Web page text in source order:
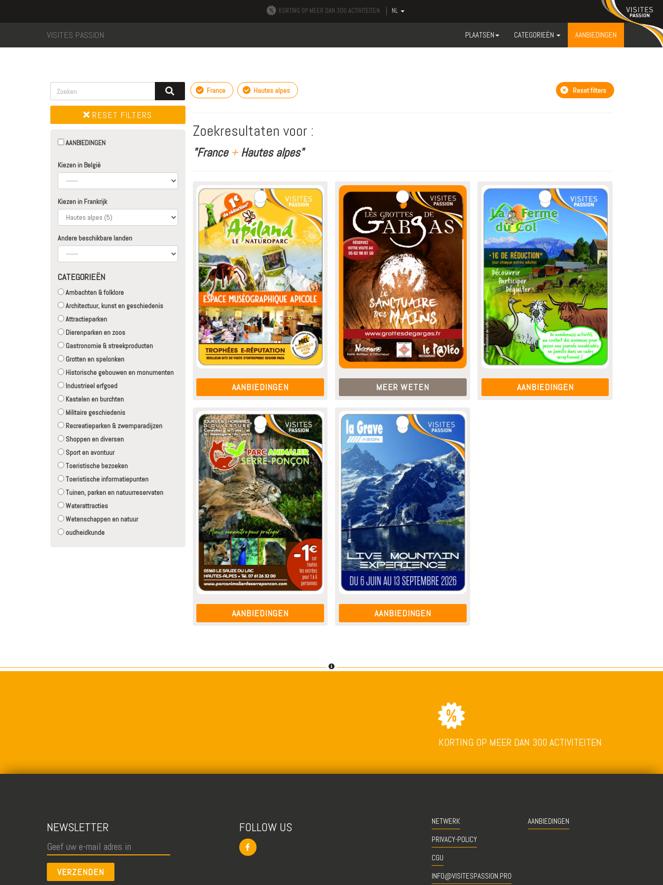
KORTING OP MEER DAN 300 ACTIVITEITEN NL
VISITES PASSION PLAATSEN CATEGORIEËN AANBIEDINGEN
RESET FILTERS
AANBIEDINGEN
Kiezen in België
Kiezen in Frankrijk
Andere beschikbare landen
CATEGORIEËN
Ambachten & folklore
Architectuur, kunst en geschiedenis
Attractieparken
Dierenparken en zoos
Gastronomie & streekproducten
Grotten en spelonken
Historische gebouwen en monumenten
Industrieel erfgoed
Kastelen en burchten
Militaire geschiedenis
Recreatieparken & zwemparadijzen
Shoppen en diversen
Sport en avontuur
Toeristische bezoeken
Toeristische informatiepunten
Tuinen, parken en natuurreservaten
Waterattracties
Wetenschappen en natuur
oudheidkunde
France Hautes alpes Reset filters
Zoekresultaten voor :
"France +Hautes alpes"
AANBIEDINGEN MEER WETEN AANBIEDINGEN
AANBIEDINGEN AANBIEDINGEN
KORTING OP MEER DAN 300 ACTIVITEITEN
NEWSLETTER
VERZENDEN
FOLLOW US
NETWERK
PRIVACY-POLICY
CGU
INFO@VISITESPASSION.PRO
AANBIEDINGEN